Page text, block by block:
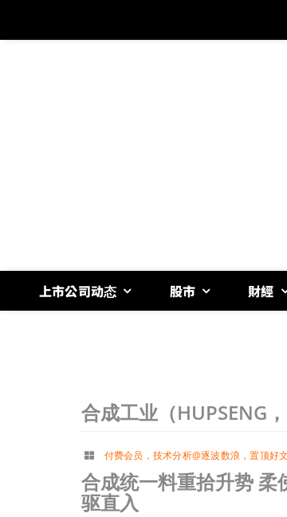
上市公司动态 股市 財經
合成工业（HUPSENG
付费会员 ， 技术分析@逐波数浪 ，置顶好文
合成统一料重拾升势 柔
驱直入